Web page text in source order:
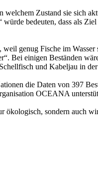
Zustand sie sich
bedeuten, dass als
genug Fische im
Bei einigen Beständen
und Kabeljau in
die Daten von 397
OCEANA
sondern auch